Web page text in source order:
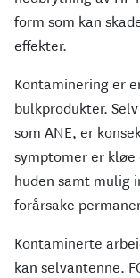
form som kan
effekter.
Kontaminering er
bulkprodukter.
som ANE, er
symptomer er
huden samt mulig
forårsake
Kontaminerte
kan selvantenne.